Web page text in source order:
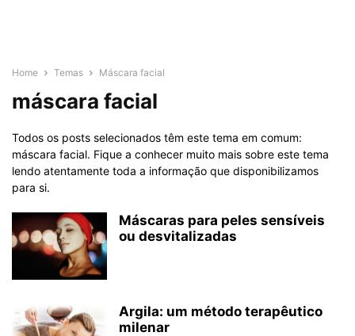
Home Temas Máscara facial
máscara facial
Todos os posts selecionados têm este tema em comum:
máscara facial. Fique a conhecer muito mais sobre este tema
lendo atentamente toda a informação que disponibilizamos
para si.
Máscaras para peles sensíveis
ou desvitalizadas
Argila: um método terapêutico
milenar